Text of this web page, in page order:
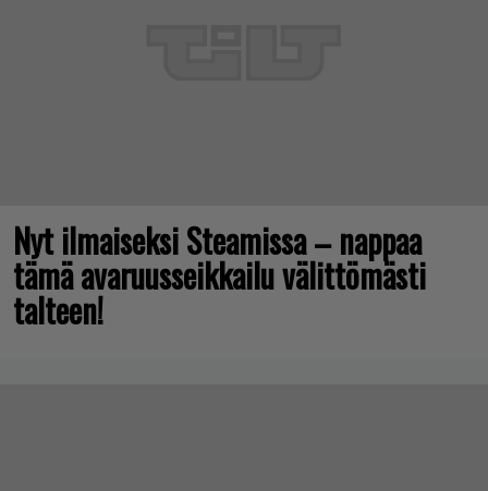
Nyt ilmaiseksi Steamissa – nappaa
tämä avaruusseikkailu välittömästi
talteen!